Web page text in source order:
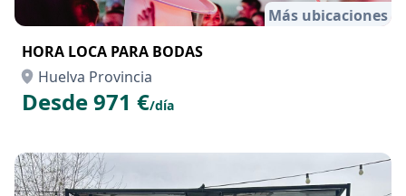
Más ubicaciones
HORA LOCA PARA BODAS
Huelva Provincia
Desde 971 €/día